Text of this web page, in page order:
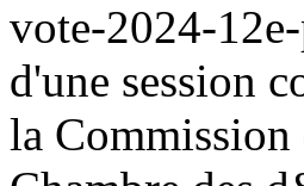
vote-2024-
d'une session
la